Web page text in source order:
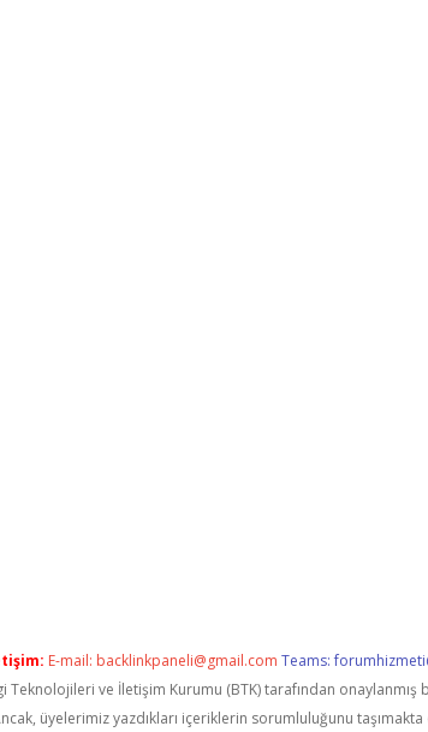
E-mail: backlinkpaneli@gmail.com Teams:
Teknolojileri ve İletişim Kurumu (BTK) tarafından
üyelerimiz yazdıkları içeriklerin sorumluluğunu